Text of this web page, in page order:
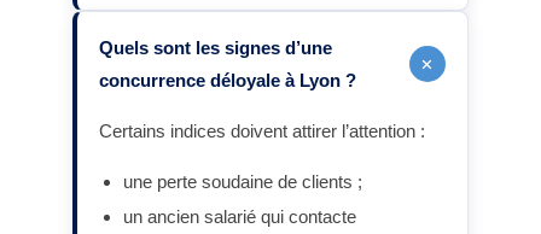
Quels sont les signes d’une
concurrence déloyale à Lyon ?
+
Certains indices doivent attirer l’attention :
une perte soudaine de clients ;
un ancien salarié qui contacte